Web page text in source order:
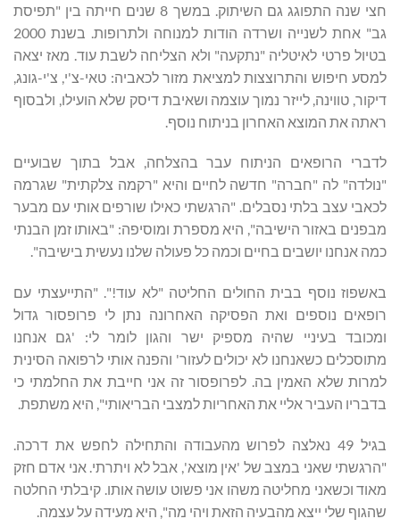
חצי שנה התפוגג גם השיתוק. במשך 8 שנים חייתה בין "תפיסת
גב" אחת לשנייה ושרדה הודות למנוחה ולתרופות. בשנת 2000
בטיול פרטי לאיטליה "נתקעה" ולא הצליחה לשבת עוד. מאז יצאה
למסע חיפוש והתרוצצות למציאת מזור לכאביה: טאי-צ'י, צ'י-גונג,
דיקור, טווינה, לייזר נמוך עוצמה ושאיבת דיסק שלא הועילו, ולבסוף
ראתה את המוצא האחרון בניתוח נוסף.
לדברי הרופאים הניתוח עבר בהצלחה, אבל בתוך שבועיים
"נולדה" לה "חברה" חדשה לחיים והיא "רקמה צלקתית" שגרמה
לכאבי עצב בלתי נסבלים. "הרגשתי כאילו שורפים אותי עם מבער
מבפנים באזור הישיבה", היא מספרת ומוסיפה: "באותו זמן הבנתי
כמה אנחנו יושבים בחיים וכמה כל פעולה שלנו נעשית בישיבה".
באשפוז נוסף בבית החולים החליטה "לא עוד!". "התייעצתי עם
רופאים נוספים ואת הפסיקה האחרונה נתן לי פרופסור גדול
ומכובד בעיניי שהיה מספיק ישר והגון לומר לי: 'גם אנחנו
מתוסכלים כשאנחנו לא יכולים לעזור' והפנה אותי לרפואה הסינית
למרות שלא האמין בה. לפרופסור זה אני חייבת את החלמתי כי
בדבריו העביר אליי את האחריות למצבי הבריאותי", היא משתפת.
בגיל 49 נאלצה לפרוש מהעבודה והתחילה לחפש את דרכה.
"הרגשתי שאני במצב של 'אין מוצא', אבל לא ויתרתי. אני אדם חזק
מאוד וכשאני מחליטה משהו אני פשוט עושה אותו. קיבלתי החלטה
שהגוף שלי ייצא מהבעיה הזאת ויהי מה", היא מעידה על עצמה.